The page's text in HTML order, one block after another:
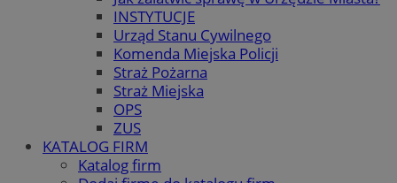
INSTYTUCJE
Urząd Stanu Cywilnego
Komenda Miejska Policji
Straż Pożarna
Straż Miejska
OPS
ZUS
KATALOG FIRM
Katalog firm